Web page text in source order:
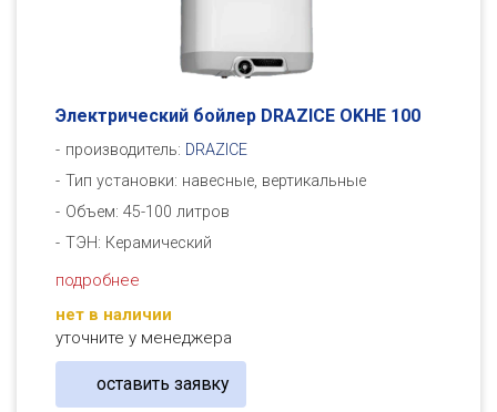
Электрический бойлер DRAZICE OKHE 100
производитель: DRAZICE
Тип установки: навесные, вертикальные
Объем: 45-100 литров
ТЭН: Керамический
подробнее
нет в наличии
уточните у менеджера
оставить заявку